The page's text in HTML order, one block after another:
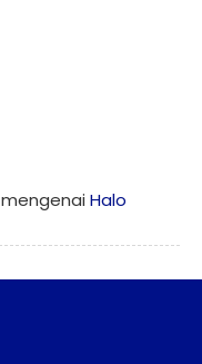
mengenai Halo